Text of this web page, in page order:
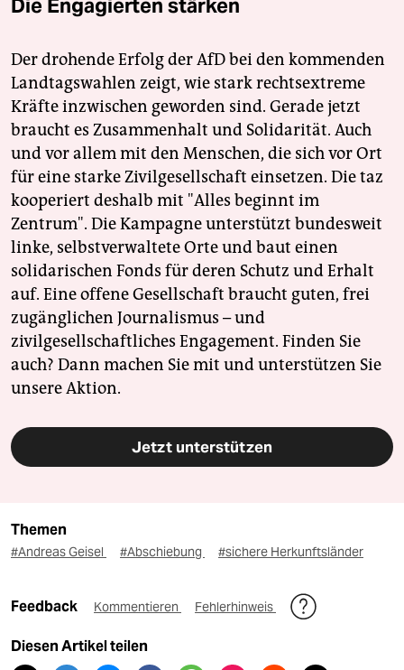
Die Engagierten stärken
Der drohende Erfolg der AfD bei den kommenden
Landtagswahlen zeigt, wie stark rechtsextreme
Kräfte inzwischen geworden sind. Gerade jetzt
braucht es Zusammenhalt und Solidarität. Auch
und vor allem mit den Menschen, die sich vor Ort
für eine starke Zivilgesellschaft einsetzen. Die taz
kooperiert deshalb mit "Alles beginnt im
Zentrum". Die Kampagne unterstützt bundesweit
linke, selbstverwaltete Orte und baut einen
solidarischen Fonds für deren Schutz und Erhalt
auf. Eine offene Gesellschaft braucht guten, frei
zugänglichen Journalismus – und
zivilgesellschaftliches Engagement. Finden Sie
auch? Dann machen Sie mit und unterstützen Sie
unsere Aktion.
Jetzt unterstützen
Themen
#Andreas Geisel #Abschiebung #sichere Herkunftsländer
Feedback Kommentieren Fehlerhinweis
Diesen Artikel teilen